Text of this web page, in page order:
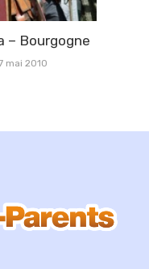
– Bourgogne
mai 2010